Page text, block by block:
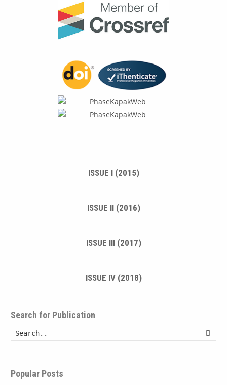
ISSUE I (2015)
ISSUE II (2016)
ISSUE III (2017)
ISSUE IV (2018)
Search for Publication
Popular Posts